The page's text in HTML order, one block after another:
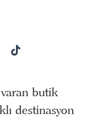
varan butik
destinasyon